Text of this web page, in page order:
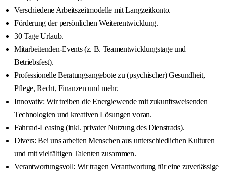
Verschiedene Arbeitszeitmodelle mit Langzeitkonto.
Förderung der persönlichen Weiterentwicklung.
30 Tage Urlaub.
Mitarbeitenden-Events (z. B. Teamentwicklungstage und
Betriebsfest).
Professionelle Beratungsangebote zu (psychischer) Gesundheit,
Pflege, Recht, Finanzen und mehr.
Innovativ: Wir treiben die Energiewende mit zukunftsweisenden
Technologien und kreativen Lösungen voran.
Fahrrad-Leasing (inkl. privater Nutzung des Dienstrads).
Divers: Bei uns arbeiten Menschen aus unterschiedlichen Kulturen
und mit vielfältigen Talenten zusammen.
Verantwortungsvoll: Wir tragen Verantwortung für eine zuverlässige